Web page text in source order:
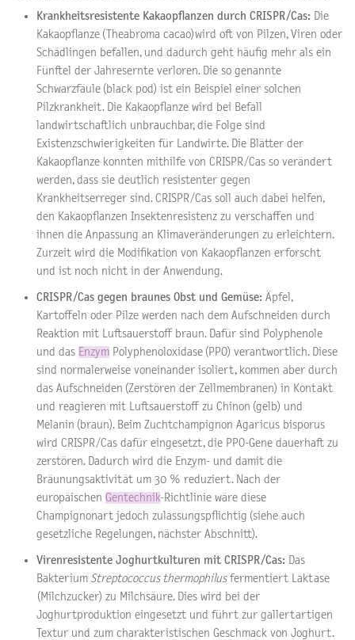
Krankheitsresistente Kakaopflanzen durch CRISPR/Cas: Die
Kakaopflanze (Theabroma cacao)wird oft von Pilzen, Viren oder
Schädlingen befallen, und dadurch geht häufig mehr als ein
Fünftel der Jahresernte verloren. Die so genannte
Schwarzfäule (black pod) ist ein Beispiel einer solchen
Pilzkrankheit. Die Kakaopflanze wird bei Befall
landwirtschaftlich unbrauchbar, die Folge sind
Existenzschwierigkeiten für Landwirte. Die Blätter der
Kakaopflanze konnten mithilfe von CRISPR/Cas so verändert
werden, dass sie deutlich resistenter gegen
Krankheitserreger sind. CRISPR/Cas soll auch dabei helfen,
den Kakaopflanzen Insektenresistenz zu verschaffen und
ihnen die Anpassung an Klimaveränderungen zu erleichtern.
Zurzeit wird die Modifikation von Kakaopflanzen erforscht
und ist noch nicht in der Anwendung.
CRISPR/Cas gegen braunes Obst und Gemüse: Äpfel,
Kartoffeln oder Pilze werden nach dem Aufschneiden durch
Reaktion mit Luftsauerstoff braun. Dafür sind Polyphenole
und das Enzym Polyphenoloxidase (PPO) verantwortlich. Diese
sind normalerweise voneinander isoliert, kommen aber durch
das Aufschneiden (Zerstören der Zellmembranen) in Kontakt
und reagieren mit Luftsauerstoff zu Chinon (gelb) und
Melanin (braun). Beim Zuchtchampignon Agaricus bisporus
wird CRISPR/Cas dafür eingesetzt, die PPO-Gene dauerhaft zu
zerstören. Dadurch wird die Enzym- und damit die
Bräunungsaktivität um 30 % reduziert. Nach der
europäischen Gentechnik-Richtlinie wäre diese
Champignonart jedoch zulassungspflichtig (siehe auch
gesetzliche Regelungen, nächster Abschnitt).
Virenresistente Joghurtkulturen mit CRISPR/Cas: Das
Bakterium Streptococcus thermophilusfermentiert Laktase
(Milchzucker) zu Milchsäure. Dies wird bei der
Joghurtproduktion eingesetzt und führt zur gallertartigen
Textur und zum charakteristischen Geschmack von Joghurt.